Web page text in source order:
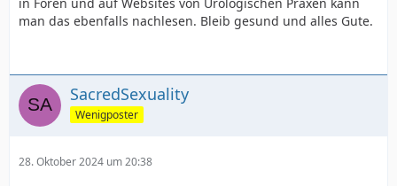
man das ebenfalls nachlesen. Bleib gesund und alles Gute.
SacredSexuality
Wenigposter
28. Oktober 2024 um 20:38